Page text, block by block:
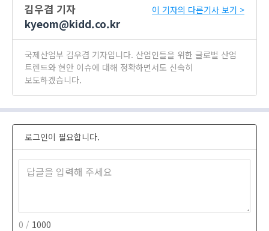
김우겸 기자
kyeom@kidd.co.kr
이 기자의 다른기사 보기 >
국제산업부 김우겸 기자입니다. 산업인들을 위한 글로벌 산업
트렌드와 현안 이슈에 대해 정확하면서도 신속히
보도하겠습니다.
로그인이 필요합니다.
0 / 1000